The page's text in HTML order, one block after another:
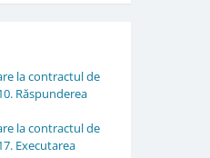
la contractul de
Răspunderea
la contractul de
Executarea